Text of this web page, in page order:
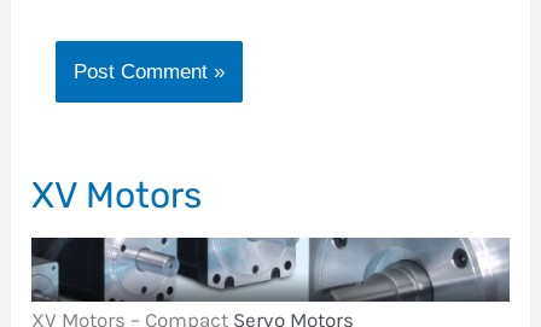
XV Motors
XV Motors – Compact Servo Motors